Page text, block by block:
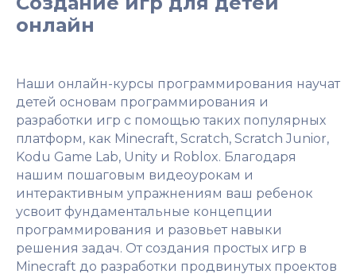
онлайн
Наши онлайн-курсы программирования научат
детей основам программирования и
разработки игр с помощью таких популярных
платформ, как Minecraft, Scratch, Scratch Junior,
Kodu Game Lab, Unity и Roblox. Благодаря
нашим пошаговым видеоурокам и
интерактивным упражнениям ваш ребенок
усвоит фундаментальные концепции
программирования и разовьет навыки
решения задач. От создания простых игр в
Minecraft до разработки продвинутых проектов